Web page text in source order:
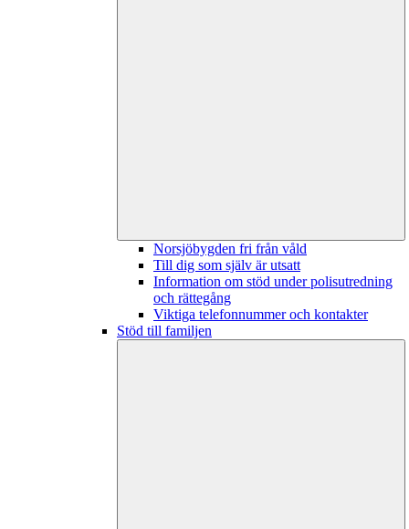
Norsjöbygden fri från våld
Till dig som själv är utsatt
Information om stöd under polisutredning
och rättegång
Viktiga telefonnummer och kontakter
Stöd till familjen